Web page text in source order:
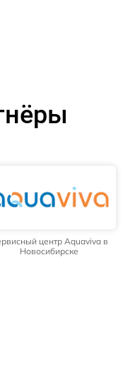
центр Aquaviva в
Новосибирске